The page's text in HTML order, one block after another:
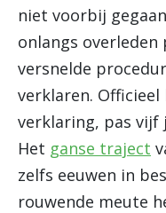
niet voorbij
onlangs
versnelde
verklaren. Officieel
verklaring, pas vijf
Het ganse traject
zelfs eeuwen in
rouwende meute